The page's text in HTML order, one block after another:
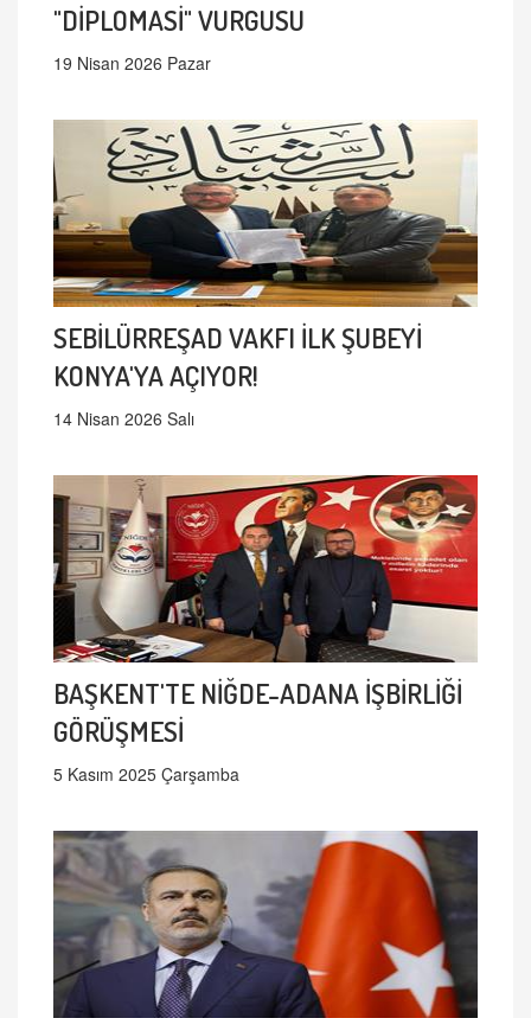
"DİPLOMASİ" VURGUSU
19 Nisan 2026 Pazar
SEBİLÜRREŞAD VAKFI İLK ŞUBEYİ
KONYA'YA AÇIYOR!
14 Nisan 2026 Salı
BAŞKENT'TE NİĞDE-ADANA İŞBİRLİĞİ
GÖRÜŞMESİ
5 Kasım 2025 Çarşamba